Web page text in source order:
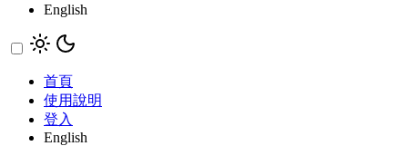
English
首頁
使用說明
登入
English